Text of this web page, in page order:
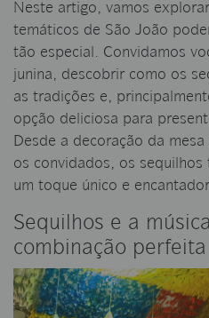
Neste artigo, vamos
temáticos de São João
tão especial. Convidamos
junina, descobrir como os
as tradições e,
opção deliciosa para
Desde a decoração da
os convidados, os
um toque único e
Sequilhos e a
combinação